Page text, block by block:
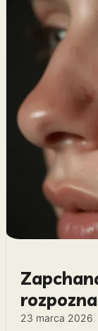
23 marca 2026